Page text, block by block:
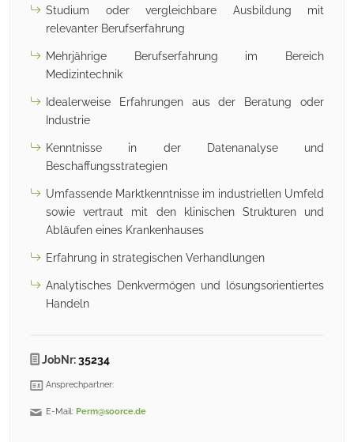
Studium oder vergleichbare Ausbildung mit
relevanter Berufserfahrung
Mehrjährige Berufserfahrung im Bereich
Medizintechnik
Idealerweise Erfahrungen aus der Beratung oder
Industrie
Kenntnisse in der Datenanalyse und
Beschaffungsstrategien
Umfassende Marktkenntnisse im industriellen Umfeld
sowie vertraut mit den klinischen Strukturen und
Abläufen eines Krankenhauses
Erfahrung in strategischen Verhandlungen
Analytisches Denkvermögen und lösungsorientiertes
Handeln
JobNr:35234
Ansprechpartner:
E-Mail: Perm@soorce.de